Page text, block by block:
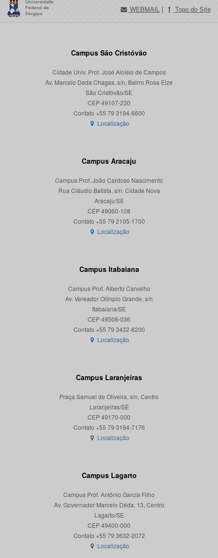
WEBMAIL | Topo do Site
Campus São Cristóvão
Cidade Univ. Prof. José Aloísio de Campos
Av. Marcelo Deda Chagas, s/n, Bairro Rosa Elze
São Cristóvão/SE
CEP 49107-230
Localização
Campus Aracaju
Campus Prof. João Cardoso Nascimento
Rua Cláudio Batista, s/n, Cidade Nova
Aracaju/SE
CEP 49060-108
Localização
Campus Itabaiana
Campus Prof. Alberto Carvalho
Av. Vereador Olímpio Grande, s/n
Itabaiana/SE
CEP 49506-036
Localização
Campus Laranjeiras
Praça Samuel de Oliveira, s/n, Centro
Laranjeiras/SE
CEP 49170-000
Localização
Campus Lagarto
Campus Prof. Antônio Garcia Filho
Av. Governador Marcelo Déda, 13, Centro
Lagarto/SE
CEP 49400-000
Localização